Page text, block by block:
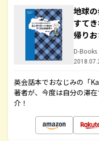
地球
すて
帰り
D-Books
英会話本でおなじみの「
著者が、今度は自分の滞
介！